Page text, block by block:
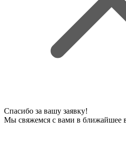
Спасибо за вашу заявку!
Мы свяжемся с вами в ближайшее